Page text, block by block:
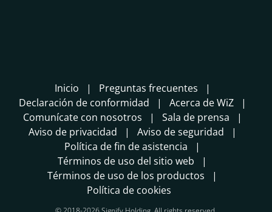
Inicio
Preguntas frecuentes
Declaración de conformidad
Acerca de WiZ
Comunícate con nosotros
Sala de prensa
Aviso de privacidad
Aviso de seguridad
Política de fin de asistencia
Términos de uso del sitio web
Términos de uso de los productos
Política de cookies